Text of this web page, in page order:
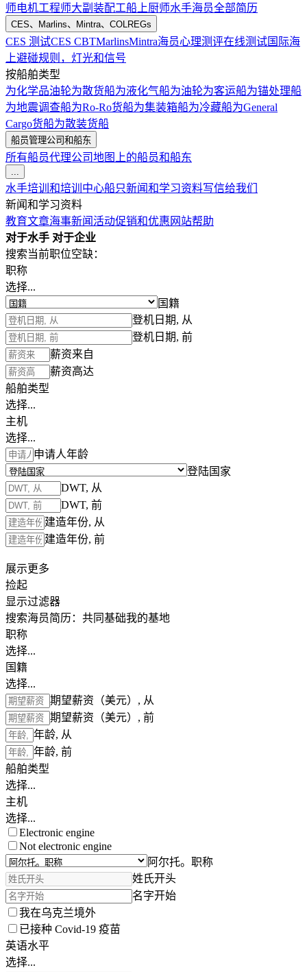
师电机工程师大副 装配工船上厨师水手海员全部简历
CES、Marlins、Mintra、COLREGs
CES 测试CES CBTMarlinsMintra海员心理测评在线测试国际海
上避碰规则，灯光和信号
按船舶类型
为化学品油轮为散货船为液化气船为油轮为客运船为锚处理船
为地震调查船为Ro-Ro货船为集装箱船为冷藏船为General
Cargo货船为散装货船
船员管理公司和船东
所有船员代理公司地图上的船员和船东
...
水手培训和培训中心船只新闻和学习资料写信给我们
新闻和学习资料
教育文章海事新闻活动促销和优惠 网站帮助
对于水手 对于企业
搜索当前职位空缺：
职称
选择...
国籍
登机日期, 从
登机日期, 前
薪资来自
薪资高达
船舶类型
选择...
主机
选择...
申请人年龄
登陆国家
DWT, 从
DWT, 前
建造年份, 从
建造年份, 前
展示更多
捡起
显示过滤器
搜索海员简历： 共同基础我的基地
职称
选择...
国籍
选择...
期望薪资（美元）, 从
期望薪资（美元）, 前
年龄, 从
年龄, 前
船舶类型
选择...
主机
选择...
Electronic engine
Not electronic engine
阿尔托。职称
姓氏开头
名字开始
我在乌克兰境外
已接种 Covid-19 疫苗
英语水平
选择...